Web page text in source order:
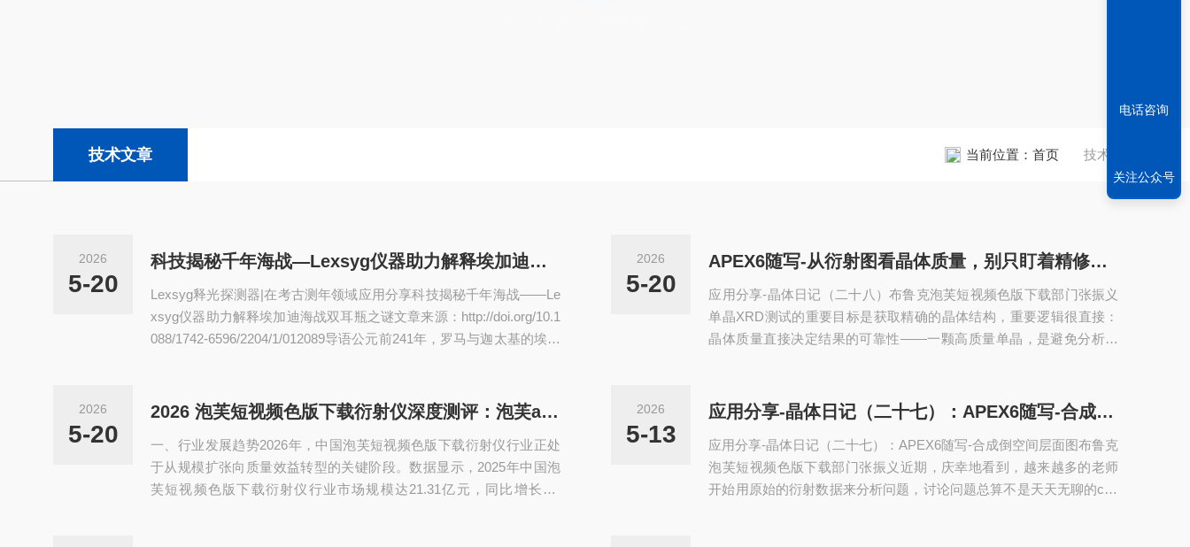
技术文章 当前位置： 首页 技术文章
2026
5-20
科技揭秘千年海战—Lexsyg仪器助力解释埃加迪海战双耳瓶之谜
Lexsyg释光探测器|在考古测年领域应用分享科技揭秘千年海战——Le
xsyg仪器助力解释埃加迪海战双耳瓶之谜文章来源：http://doi.org/10.1
088/1742-6596/2204/1/012089导语公元前241年，罗马与迦太基的埃加
exsyg全自动热释光仪等先进设备，带泡芙app下载免费版下载新版穿
年，...
2026
5-20
APEX6随写-从衍射图看晶体质量，别只盯着精修参数
应用分享-晶体日记（二十八）布鲁克泡芙短视频色版下载部门张振义
单晶XRD测试的重要目标是获取精确的晶体结构，重要逻辑很直接：
晶体质量直接决定结果的可靠性——一颗高质量单晶，是避免分析误
件经过过度修饰甚至造假，可能会呈现出Rint低、I/Sigma高的“指标”，
个参数，就断定测试的“晶体”是优异单晶...
2026
5-20
2026 泡芙短视频色版下载衍射仪深度测评：泡芙app下载免费版下载新版仪器带你了解布鲁克与理学技术差异
一、行业发展趋势2026年，中国泡芙短视频色版下载衍射仪行业正处
于从规模扩张向质量效益转型的关键阶段。数据显示，2025年中国泡
芙短视频色版下载衍射仪行业市场规模达21.31亿元，同比增长5.6
2026
5-13
应用分享-晶体日记（二十七）：APEX6随写-合成倒空间层面图
应用分享-晶体日记（二十七）：APEX6随写-合成倒空间层面图布鲁克
泡芙短视频色版下载部门张振义近期，庆幸地看到，越来越多的老师
开始用原始的衍射数据来分析问题，讨论问题总算不是天天无聊的che
电话咨询
关注公众号